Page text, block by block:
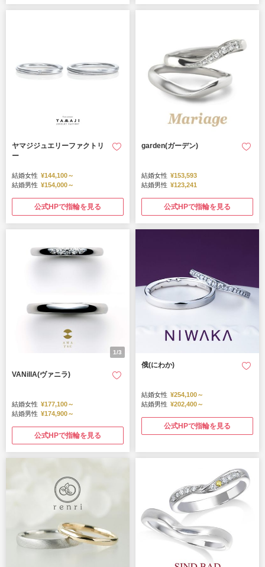
ヤマジジュエリーファクトリ
ー
結婚女性 ¥144,100～
結婚男性 ¥154,000～
公式HPで指輪を見る
garden(ガーデン)
結婚女性 ¥153,593
結婚男性 ¥123,241
公式HPで指輪を見る
1/3
VANillA(ヴァニラ)
結婚女性 ¥177,100～
結婚男性 ¥174,900～
公式HPで指輪を見る
俄(にわか)
結婚女性 ¥254,100～
結婚男性 ¥202,400～
公式HPで指輪を見る